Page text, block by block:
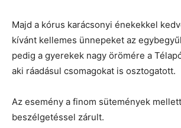
Majd a kórus karácsonyi énekekkel
kívánt kellemes ünnepeket az
pedig a gyerekek nagy örömére a
aki ráadásul csomagokat is osztogatott.
Az esemény a finom sütemények
beszélgetéssel zárult.